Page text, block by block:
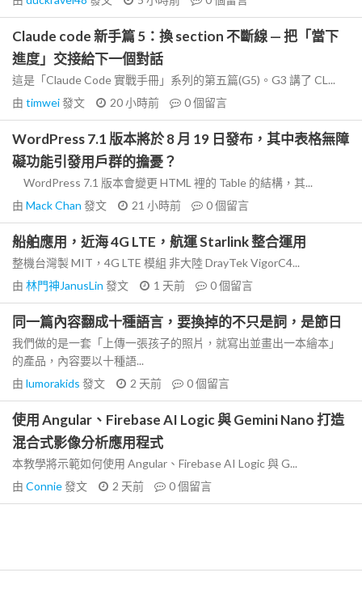
Claude code 新手篇 5：換 section 不斷線 — 把「當下
進度」交接給下一個對話
這是「Claude Code 實戰手冊」系列的第五篇(G5)。G3 講了 CL...
由 timwei發文 20 小時前 0個留言
WordPress 7.1 版本將於 8 月 19 日發布，其中表格無障
礙功能引發用戶群的擔憂？
WordPress 7.1 版本會變更 HTML 裡的 Table 的結構，其...
由 Mack Chan 發文 21 小時前 0個留言
船舶應用，近海 4G LTE，航運 Starlink 整合運用
整機台灣製 MIT，4G LTE 模組 非大陸 DrayTek VigorC4...
由 林門神JanusLin 發文 1 天前 0個留言
同一篇內容翻成十種語言，要換掉的不只是詞，是節日
我們做的是一套「上傳一張孩子的照片，就寫出並畫出一本繪本」
的產品，內容要以十種語...
由 lumorakids 發文 2 天前 0個留言
使用 Angular、Firebase AI Logic 與 Gemini Nano 打造
混合式影像分析應用程式
本教學將示範如何使用 Angular、Firebase AI Logic 與 G...
由 Connie發文 2 天前 0個留言